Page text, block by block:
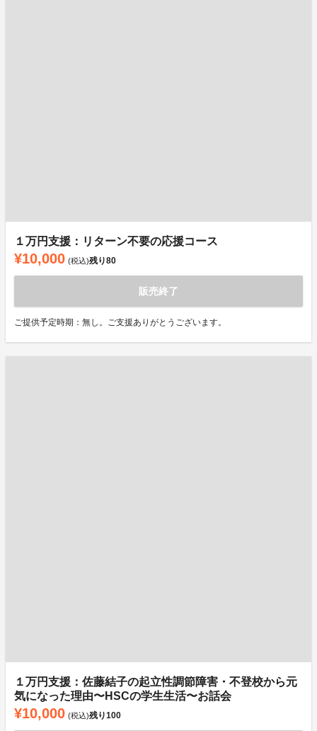
１万円支援：リターン不要の応援コース
¥10,000 (税込)残り80
販売終了
ご提供予定時期：無し。ご支援ありがとうございます。
１万円支援：佐藤結子の起立性調節障害・不登校から元
気になった理由〜HSCの学生生活〜お話会
¥10,000 (税込)残り100